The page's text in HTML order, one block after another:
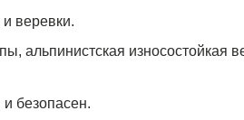
веревки.
альпинистская износостойкая
безопасен.